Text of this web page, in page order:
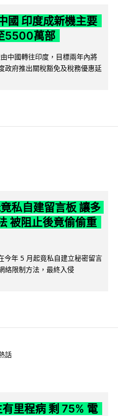
國 印度成新機主要
5500萬部
中國轉往印度，目標兩年內將
政府推出關稅豁免及稅務優惠延
私自建留言板 讓多
被阻止後竟偷偷重
年 5 月起竟私自建立秘密留言
絡限制方法，最終入侵
話
里程病 剩 75% 電